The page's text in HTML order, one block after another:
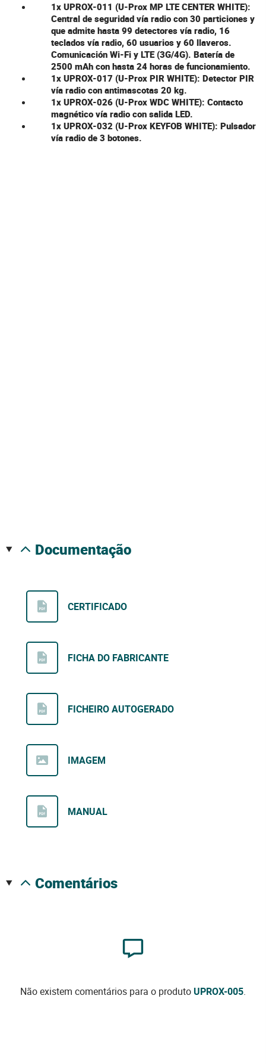
1x UPROX-011 (U-Prox MP LTE CENTER WHITE):
Central de seguridad vía radio con 30 particiones y
que admite hasta 99 detectores vía radio, 16
teclados vía radio, 60 usuarios y 60 llaveros.
Comunicación Wi-Fi y LTE (3G/4G). Batería de
2500 mAh con hasta 24 horas de funcionamiento.
1x UPROX-017 (U-Prox PIR WHITE): Detector PIR
vía radio con antimascotas 20 kg.
1x UPROX-026 (U-Prox WDC WHITE): Contacto
magnético vía radio con salida LED.
1x UPROX-032 (U-Prox KEYFOB WHITE): Pulsador
vía radio de 3 botones.
documentação
CERTIFICADO
FICHA DO FABRICANTE
FICHEIRO AUTOGERADO
IMAGEM
MANUAL
comentários
Não existem comentários para o produtoUPROX-005.